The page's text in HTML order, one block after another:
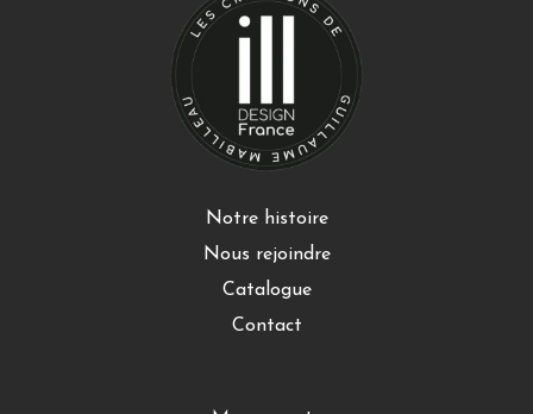
Notre histoire
Nous rejoindre
Catalogue
Contact